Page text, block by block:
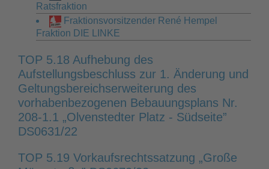
Ratsfraktion
Fraktionsvorsitzender René Hempel
Fraktion DIE LINKE
TOP 5.18 Aufhebung des
Aufstellungsbeschluss zur 1. Änderung und
Geltungsbereichserweiterung des
vorhabenbezogenen Bebauungsplans Nr.
208-1.1 „Olvenstedter Platz - Südseite”
DS0631/22
TOP 5.19 Vorkaufsrechtssatzung „Große